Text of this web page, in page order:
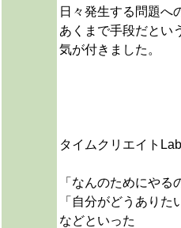
日々発生する問題へ
あくまで手段だとい
気が付きました。
タイムクリエイト
「なんのためにやる
「自分がどうありた
などといった